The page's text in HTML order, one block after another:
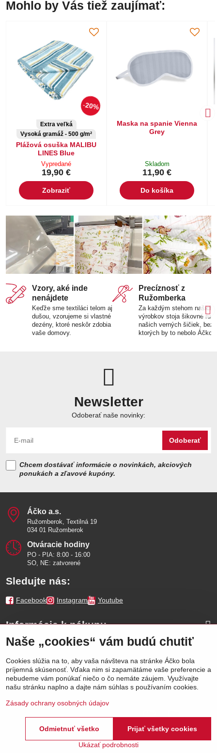
Mohlo by Vás tiež zaujímať:
20%
Extra veľká
Vysoká gramáž - 500 g/m²
Plážová osuška MALIBU
LINES Blue
Vypredané
19,90 €
Zobraziť
Maska na spanie Vienna
Grey
Skladom
11,90 €
Do košíka
Vzory, aké inde
nenájdete
Keďže sme textiláci telom aj
dušou, vzorujeme si vlastné
dezény, ktoré neskôr zdobia
vaše domovy.
Precíznosť z
Ružomberka
Za každým stehom našich
výrobkov stoja šikovné ruky
našich verných šičiek, bez
ktorých by to nebolo Áčko.
Newsletter
Odoberať naše novinky:
Odoberať
Chcem dostávať informácie o novinkách, akciových
ponukách a zľavové kupóny.
Áčko a​.s​.
Ružomberok, Textilná 19
034 01 Ružomberok
Otváracie hodiny
PO - PIA: 8:00 - 16:00
SO, NE: zatvorené
Sledujte nás:
Facebook Instagram Youtube
Informácie k nákupu
Naše značky
Výhody
Vytvorené pomocou:BiznisWeb.sk
Naše „cookies“ vám budú chutiť
Cookies slúžia na to, aby vaša návšteva na stránke Áčko bola
príjemná skúsenosť. Vďaka nim si zapamätáme vaše preferencie a
nebudeme vám ponúkať niečo o čo nemáte záujem. Využívajte
našu stránku naplno a dajte nám súhlas s používaním cookies.
Zásady ochrany osobných údajov
Ukázať podrobnosti
Prijať všetky cookies
Odmietnuť všetko